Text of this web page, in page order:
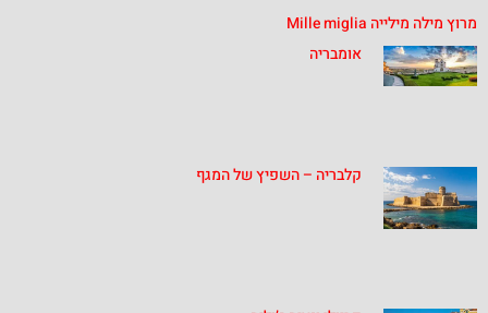
מרוץ מילה מילייה Mille miglia
אומבריה
קלבריה – השפיץ של המגף